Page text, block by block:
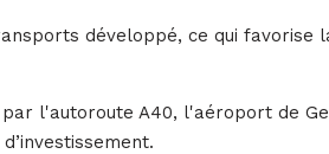
développé, ce qui favorise
l'autoroute A40, l'aéroport de